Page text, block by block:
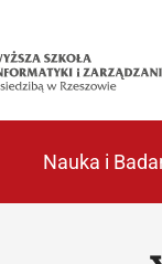
Nauka i